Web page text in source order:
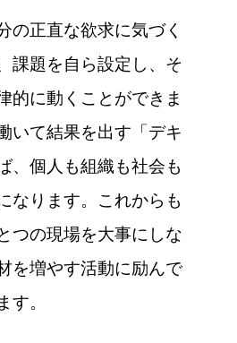
の正直な欲求に気づく
課題を自ら設定し、そ
的に動くことができま
いて結果を出す「デキ
、個人も組織も社会も
なります。これからも
つの現場を大事にしな
を増やす活動に励んで
す。